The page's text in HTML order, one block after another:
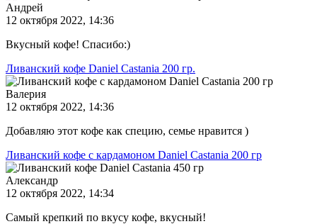
Андрей
12 октября 2022, 14:36
Вкусный кофе! Спасибо:)
Ливанский кофе Daniel Castania 200 гр.
Валерия
12 октября 2022, 14:36
Добавляю этот кофе как специю, семье нравится )
Ливанский кофе с кардамоном Daniel Castania 200 гр
Александр
12 октября 2022, 14:34
Самый крепкий по вкусу кофе, вкусный!